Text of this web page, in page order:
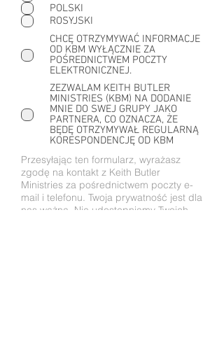
POLSKI
ROSYJSKI
CHCĘ OTRZYMYWAĆ INFORMACJE
OD KBM WYŁĄCZNIE ZA
POŚREDNICTWEM POCZTY
ELEKTRONICZNEJ.
ZEZWALAM KEITH BUTLER
MINISTRIES (KBM) NA DODANIE
MNIE DO SWEJ GRUPY JAKO
PARTNERA, CO OZNACZA, ŻE
BĘDĘ OTRZYMYWAŁ REGULARNĄ
KORESPONDENCJĘ OD KBM
Przesyłając ten formularz, wyrażasz
zgodę na kontakt z Keith Butler
Ministries za pośrednictwem poczty e-
mail i telefonu. Twoja prywatność jest dla
nas ważna. Nie udostępniamy Twoich